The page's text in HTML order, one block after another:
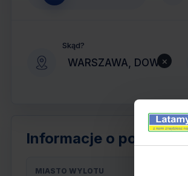
Skąd?
×
Informacje o połączeniu
MIASTO WYLOTU